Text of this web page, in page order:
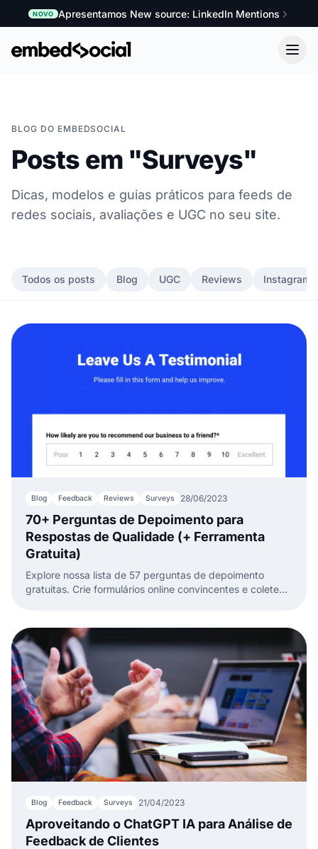
NOVO Apresentamos New source: LinkedIn Mentions
BLOG DO EMBEDSOCIAL
Posts em "Surveys"
Dicas, modelos e guias práticos para feeds de
redes sociais, avaliações e UGC no seu site.
Todos os posts Blog UGC Reviews Instagram
Blog Feedback Reviews Surveys 28/06/2023
70+ Perguntas de Depoimento para
Respostas de Qualidade (+ Ferramenta
Gratuita)
Explore nossa lista de 57 perguntas de depoimento
gratuitas. Crie formulários online convincentes e colete
Blog Feedback Surveys 21/04/2023
Aproveitando o ChatGPT IA para Análise de
Feedback de Clientes